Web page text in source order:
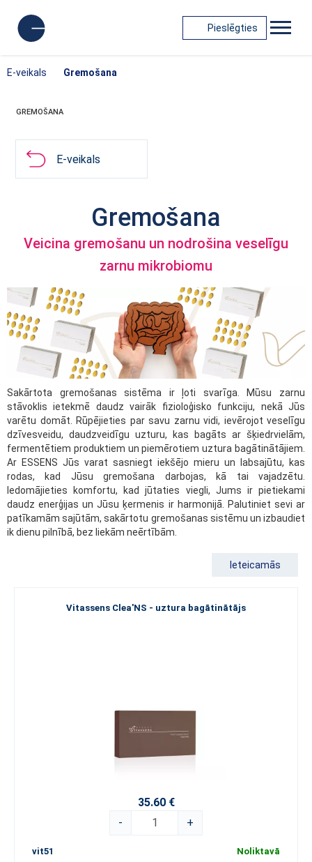
Pieslēgties
E-veikals Gremošana
GREMOŠANA
E-veikals
Gremošana
Veicina gremošanu un nodrošina veselīgu
zarnu mikrobiomu
Sakārtota gremošanas sistēma ir ļoti svarīga. Mūsu zarnu
stāvoklis ietekmē daudz vairāk fizioloģisko funkciju, nekā Jūs
varētu domāt. Rūpējieties par savu zarnu vidi, ievērojot veselīgu
dzīvesveidu, daudzveidīgu uzturu, kas bagāts ar šķiedrvielām,
fermentētiem produktiem un piemērotiem uztura bagātinātājiem.
Ar ESSENS Jūs varat sasniegt iekšējo mieru un labsajūtu, kas
rodas, kad Jūsu gremošana darbojas, kā tai vajadzētu.
Iedomājieties komfortu, kad jūtaties viegli, Jums ir pietiekami
daudz enerģijas un Jūsu ķermenis ir harmonijā. Palutiniet sevi ar
patīkamām sajūtām, sakārtotu gremošanas sistēmu un izbaudiet
ik dienu pilnībā, bez liekām neērtībām.
Ieteicamās
Vitassens Clea'NS - uztura bagātinātājs
35.60 €
-
+
vit51 Noliktavā